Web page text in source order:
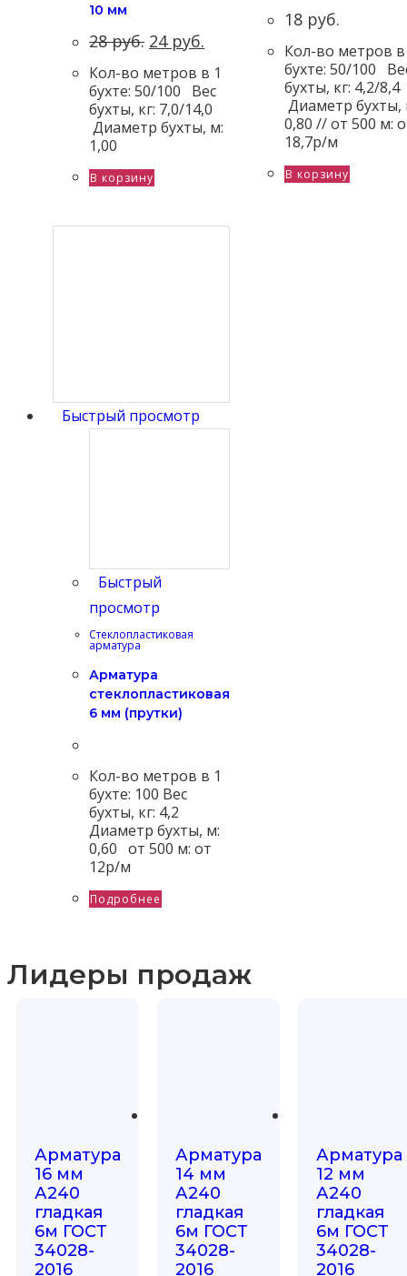
10 мм
28руб. 24 руб.
Кол-во метров в 1
бухте: 50/100 Вес
бухты, кг: 7,0/14,0
Диаметр бухты, м:
1,00
В корзину
18 руб.
Кол-во метров
бухте: 50/100
бухты, кг: 4,2/8,4
Диаметр бухты,
0,80 // от 500 м:
18,7р/м
В корзину
Быстрый просмотр
Быстрый
просмотр
Стеклопластиковая
арматура
Арматура
cтеклопластиковая
6 мм (прутки)
Кол-во метров в 1
бухте: 100 Вес
бухты, кг: 4,2
Диаметр бухты, м:
0,60 от 500 м: от
12р/м
Подробнее
Лидеры продаж
Арматура
16 мм
А240
гладкая
6м ГОСТ
34028-
2016
Арматура
14 мм
А240
гладкая
6м ГОСТ
34028-
2016
Арматура
12 мм
А240
гладкая
6м ГОСТ
34028-
2016